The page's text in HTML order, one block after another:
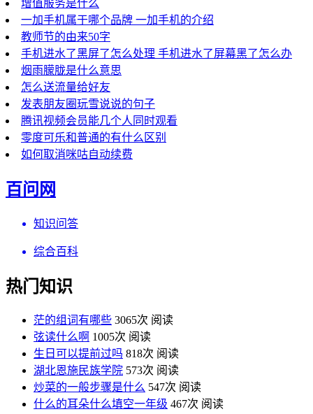
增值服务是什么
一加手机属于哪个品牌 一加手机的介绍
教师节的由来50字
手机进水了黑屏了怎么处理 手机进水了屏幕黑了怎么办
烟雨朦胧是什么意思
怎么送流量给好友
发表朋友圈玩雪说说的句子
腾讯视频会员能几个人同时观看
零度可乐和普通的有什么区别
如何取消咪咕自动续费
百问网
知识问答
综合百科
热门知识
茫的组词有哪些 3065次 阅读
弦读什么啊 1005次 阅读
生日可以提前过吗 818次 阅读
湖北恩施民族学院 573次 阅读
炒菜的一般步骤是什么 547次 阅读
什么的耳朵什么填空一年级 467次 阅读